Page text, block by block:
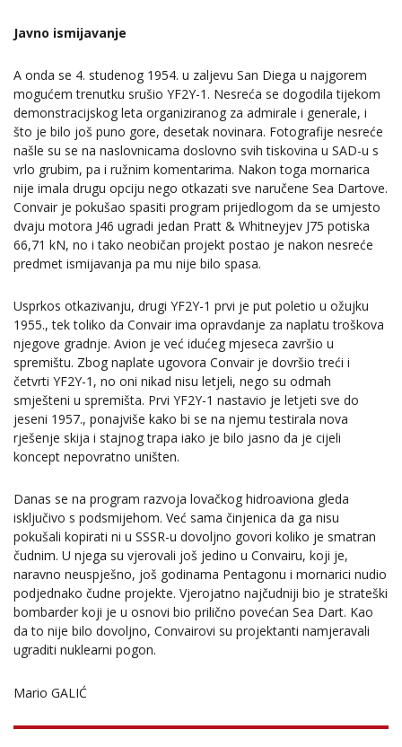
Javno ismijavanje
A onda se 4. studenog 1954. u zaljevu San Diega u najgorem
mogućem trenutku srušio YF2Y-1. Nesreća se dogodila tijekom
demonstracijskog leta organiziranog za admirale i generale, i
što je bilo još puno gore, desetak novinara. Fotografije nesreće
našle su se na naslovnicama doslovno svih tiskovina u SAD-u s
vrlo grubim, pa i ružnim komentarima. Nakon toga mornarica
nije imala drugu opciju nego otkazati sve naručene Sea Dartove.
Convair je pokušao spasiti program prijedlogom da se umjesto
dvaju motora J46 ugradi jedan Pratt & Whitneyjev J75 potiska
66,71 kN, no i tako neobičan projekt postao je nakon nesreće
predmet ismijavanja pa mu nije bilo spasa.
Usprkos otkazivanju, drugi YF2Y-1 prvi je put poletio u ožujku
1955., tek toliko da Convair ima opravdanje za naplatu troškova
njegove gradnje. Avion je već idućeg mjeseca završio u
spremištu. Zbog naplate ugovora Convair je dovršio treći i
četvrti YF2Y-1, no oni nikad nisu letjeli, nego su odmah
smješteni u spremišta. Prvi YF2Y-1 nastavio je letjeti sve do
jeseni 1957., ponajviše kako bi se na njemu testirala nova
rješenje skija i stajnog trapa iako je bilo jasno da je cijeli
koncept nepovratno uništen.
Danas se na program razvoja lovačkog hidroaviona gleda
isključivo s podsmijehom. Već sama činjenica da ga nisu
pokušali kopirati ni u SSSR-u dovoljno govori koliko je smatran
čudnim. U njega su vjerovali još jedino u Convairu, koji je,
naravno neuspješno, još godinama Pentagonu i mornarici nudio
podjednako čudne projekte. Vjerojatno najčudniji bio je strateški
bombarder koji je u osnovi bio prilično povećan Sea Dart. Kao
da to nije bilo dovoljno, Convairovi su projektanti namjeravali
ugraditi nuklearni pogon.
Mario GALIĆ